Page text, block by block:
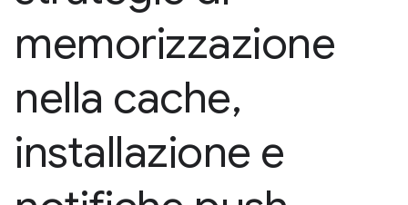
memorizzazione
nella cache,
installazione e